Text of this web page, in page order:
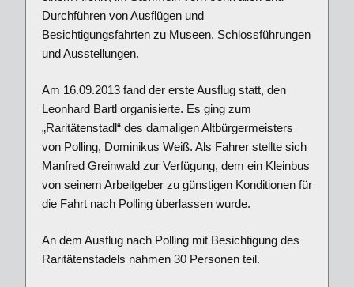
Durchführen von Ausflügen und
Besichtigungsfahrten zu Museen, Schlossführungen
und Ausstellungen.
Am 16.09.2013 fand der erste Ausflug statt, den
Leonhard Bartl organisierte. Es ging zum
„Raritätenstadl“ des damaligen Altbürgermeisters
von Polling, Dominikus Weiß. Als Fahrer stellte sich
Manfred Greinwald zur Verfügung, dem ein Kleinbus
von seinem Arbeitgeber zu günstigen Konditionen für
die Fahrt nach Polling überlassen wurde.
An dem Ausflug nach Polling mit Besichtigung des
Raritätenstadels nahmen 30 Personen teil.